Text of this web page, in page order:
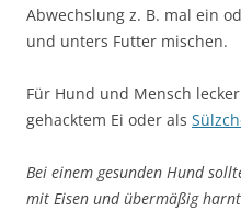
Abwechslung z. B. mal ein
und unters Futter mischen.
Für Hund und Mensch
gehacktem Ei oder als
Bei einem gesunden Hund
mit Eisen und übermäßig